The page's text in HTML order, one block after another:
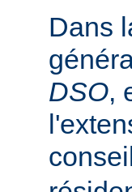
Dans
DSO,